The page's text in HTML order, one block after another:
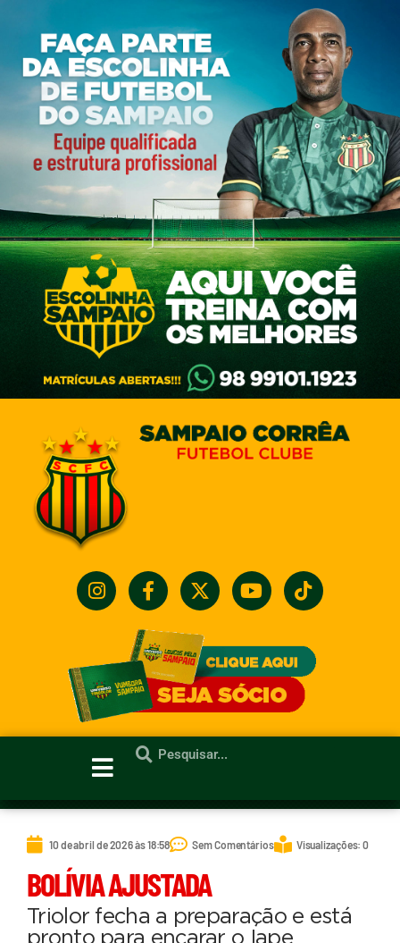
10 de abril de 2026 às 18:58 Sem Comentários Visualizações: 0
BOLÍVIA AJUSTADA
Triolor fecha a preparação e está